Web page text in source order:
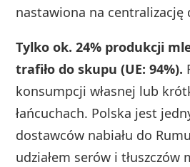
nastawiona na centralizację
Tylko ok. 24% produkcji
trafiło do skupu (UE: 94%).
konsumpcji własnej lub
łańcuchach. Polska jest
dostawców nabiału do
udziałem serów i tłuszczów